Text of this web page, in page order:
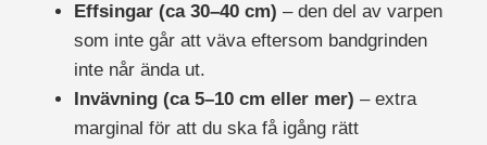
Effsingar (ca 30–40 cm) – den del av varpen
som inte går att väva eftersom bandgrinden
inte når ända ut.
Invävning (ca 5–10 cm eller mer) – extra
marginal för att du ska få igång rätt